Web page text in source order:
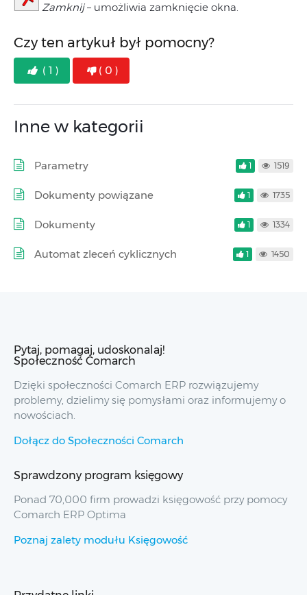
Zamknij– umożliwia zamknięcie okna.
Czy ten artykuł był pomocny?
( 1 ) ( 0 )
Inne w kategorii
Parametry 1 1519
Dokumenty powiązane 1 1735
Dokumenty 1 1334
Automat zleceń cyklicznych 1 1450
Pytaj, pomagaj, udoskonalaj!
Społeczność Comarch
Dzięki społeczności Comarch ERP rozwiązujemy
problemy, dzielimy się pomysłami oraz informujemy o
nowościach.
Dołącz do Społeczności Comarch
Sprawdzony program księgowy
Ponad 70,000 firm prowadzi księgowość przy pomocy
Comarch ERP Optima
Poznaj zalety modułu Księgowość